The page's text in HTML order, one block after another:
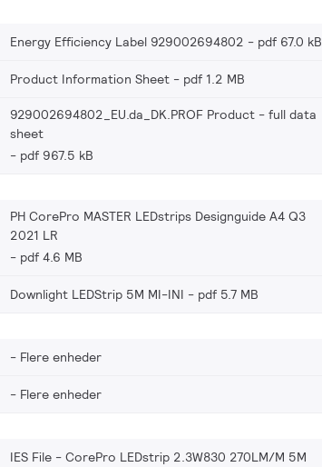
Energy Efficiency Label 929002694802 pdf 67.0 kB
Product Information Sheet pdf 1.2 MB
929002694802_EU.da_DK.PROF Product - full data
sheet
pdf 967.5 kB
PH CorePro MASTER LEDstrips Designguide A4 Q3
2021 LR
pdf 4.6 MB
Downlight LEDStrip 5M MI-INI pdf 5.7 MB
Flere enheder
Flere enheder
IES File - CorePro LEDstrip 2.3W830 270LM/M 5M